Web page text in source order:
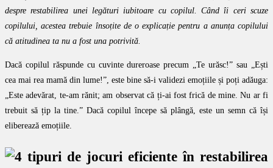
despre restabilirea unei legături iubitoare cu copilul. Când îi ceri scuze
copilului, acestea trebuie însoțite de o explicație pentru a anunța copilului
că atitudinea ta nu a fost una potrivită.
Dacă copilul răspunde cu cuvinte dureroase precum „Te urăsc!” sau „Ești
cea mai rea mamă din lume!”, este bine să-i validezi emoțiile și poți adăuga:
„Este adevărat, te-am rănit; am observat că ți-ai fost frică de mine. Nu ar fi
trebuit să țip la tine.” Dacă copilul începe să plângă, este un semn că își
eliberează emoțiile.